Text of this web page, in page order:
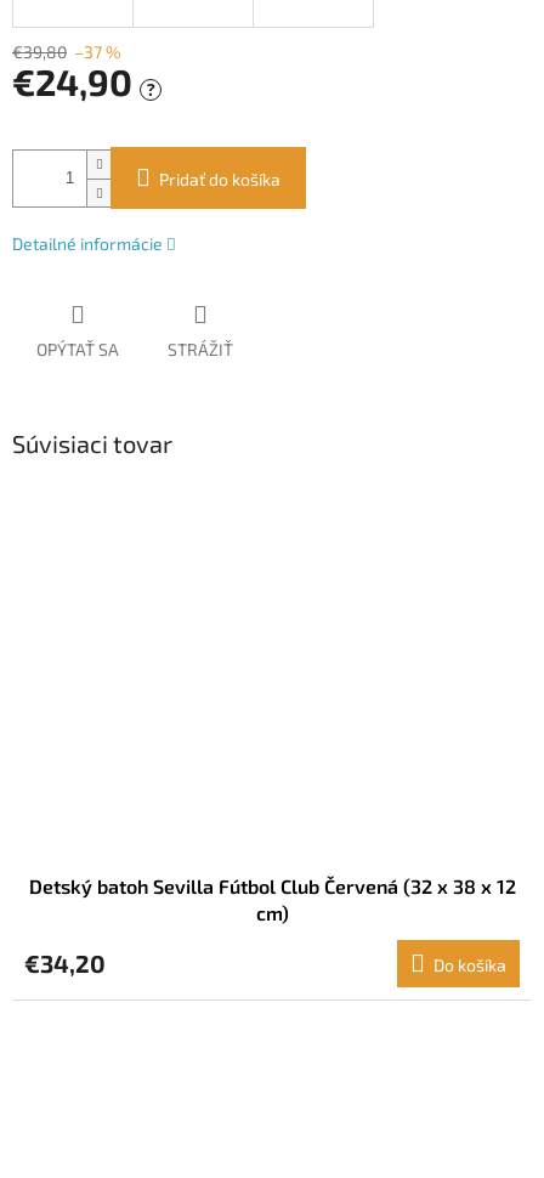
€39,80 –37 %
€24,90 ?
cena:
Pridať do košíka
Detailné informácie
OPÝTAŤ SA STRÁŽIŤ
Súvisiaci tovar
Detský batoh Sevilla Fútbol Club Červená (32 x 38 x 12
cm)
€34,20 Do košíka